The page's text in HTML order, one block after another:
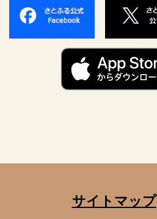
サイトマップ